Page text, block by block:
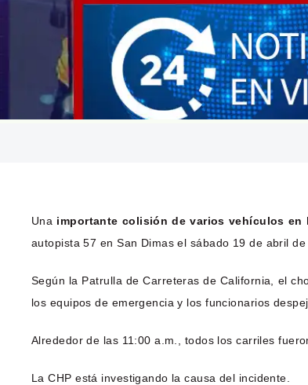
Una importante colisión de varios vehículos
autopista 57 en San Dimas el sábado 19 de abril de
Según la Patrulla de Carreteras de California, el
los equipos de emergencia y los funcionarios
Alrededor de las 11:00 a.m., todos los carriles
La CHP está investigando la causa del incidente.